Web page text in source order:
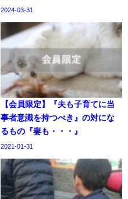
2024-03-31
【会員限定】『夫も子育てに当
事者意識を持つべき』の対にな
るもの『妻も・・・』
2021-01-31